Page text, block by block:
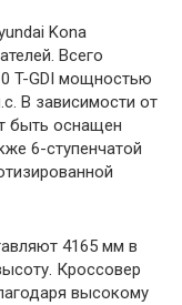
Kona
Всего
T-GDI мощностью
В зависимости от
быть оснащен
6-ступенчатой
4165 мм в
Кроссовер
высокому